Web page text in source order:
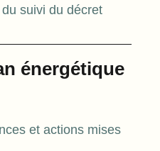
suivi du décret
énergétique
et actions mises